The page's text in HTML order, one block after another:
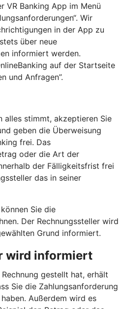
VR Banking App im Menü
Wir
in der App zu
über neue
informiert werden.
auf der Startseite
und Anfragen”.
alles stimmt, akzeptieren Sie
geben die Überweisung
frei. Das
oder die Art der
der Fälligkeitsfrist frei
das in seiner
Sie die
Der Rechnungssteller wird
Grund informiert.
wird informiert
gestellt hat, erhält
Sie die Zahlungsanforderung
Außerdem wird es